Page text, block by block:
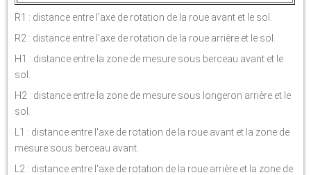
R1 : distance entre l'axe de rotation de la roue avant et le sol.
R2 : distance entre l'axe de rotation de la roue arrière et le sol.
H1 : distance entre la zone de mesure sous berceau avant et le
sol.
H2 : distance entre la zone de mesure sous longeron arrière et le
sol.
L1 : distance entre l'axe de rotation de la roue avant et la zone de
mesure sous berceau avant.
L2 : distance entre l'axe de rotation de la roue arrière et la zone de